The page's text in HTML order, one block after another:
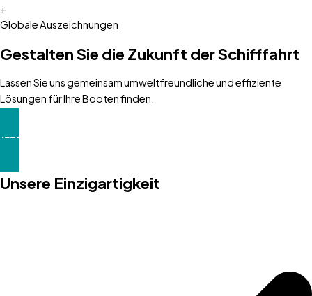
+
Globale Auszeichnungen
Gestalten Sie die Zukunft der Schifffahrt
Lassen Sie uns gemeinsam umweltfreundliche und effiziente
Lösungen für Ihre Booten finden.
JETZT STARTEN
Unsere Einzigartigkeit